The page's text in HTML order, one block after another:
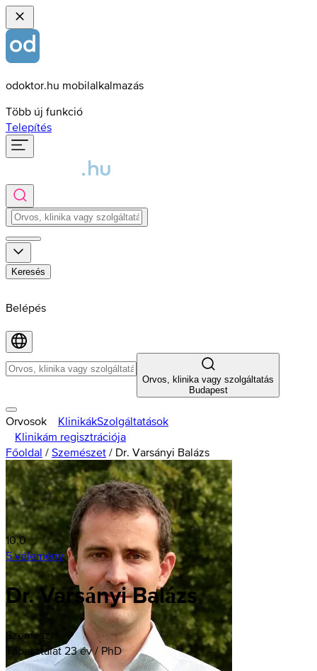
odoktor.hu mobilalkalmazás
Több új funkció
Telepítés
Keresés
Belépés
Orvos, klinika vagy szolgáltatás
Budapest
Orvosok KlinikákSzolgáltatások
Klinikám regisztrációja
Főoldal / Szemészet / Dr. Varsányi Balázs
10,0
5 vélemény
Dr. Varsányi Balázs
Szemész
Tapasztalat 23 év / PhD